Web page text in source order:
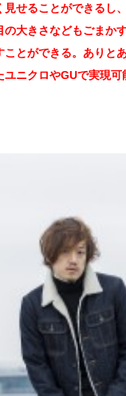
見せることができるし
の大きさなどもごまか
ことができる。ありと
ニクロやGUで実現可